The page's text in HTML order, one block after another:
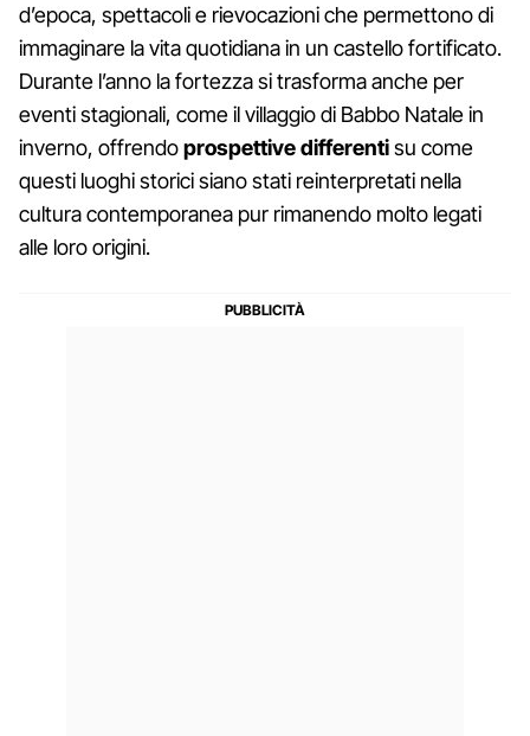
d’epoca, spettacoli e rievocazioni che permettono di
immaginare la vita quotidiana in un castello fortificato.
Durante l’anno la fortezza si trasforma anche per
eventi stagionali, come il villaggio di Babbo Natale in
inverno, offrendoprospettive differentisu come
questi luoghi storici siano stati reinterpretati nella
cultura contemporanea pur rimanendo molto legati
alle loro origini.